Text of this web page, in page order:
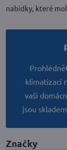
nabídky, které
klimatizací
vaši
jsou
Značky